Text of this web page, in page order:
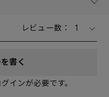
レビュー数： 1
書く
インが必要です。